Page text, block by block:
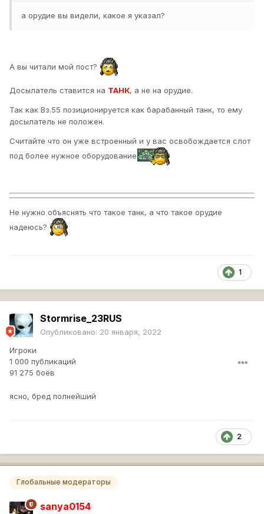
а орудие вы видели, какое я указал?
А вы читали мой пост?
Досылатель ставится на ТАНК, а не на орудие.
Так как Вз.55 позиционируется как барабанный танк, то ему
досылатель не положен.
Считайте что он уже встроенный и у вас освобождается слот
под более нужное оборудование
Не нужно объяснять что такое танк, а что такое орудие
надеюсь?
1
Stormrise_23RUS
Опубликовано: 20 января, 2022
Игроки
1 000 публикаций
91 275 боёв
ясно, бред полнейший
2
Глобальные модераторы
sanya0154